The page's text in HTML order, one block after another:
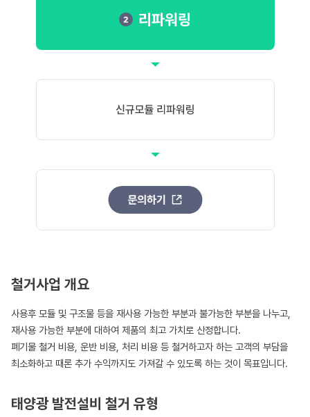
철거사업 개요
사용후 모듈 및 구조물 등을 재사용 가능한 부분과 불가능한 부분을 나누고,
재사용 가능한 부분에 대하여 제품의 최고 가치로 산정합니다.
폐기물 철거 비용, 운반 비용, 처리 비용 등 철거하고자 하는 고객의 부담을
최소화하고 때론 추가 수익까지도 가져갈 수 있도록 하는 것이 목표입니다.
태양광 발전설비 철거 유형